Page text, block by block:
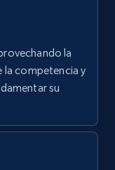
by
and
la
la competencia y
su